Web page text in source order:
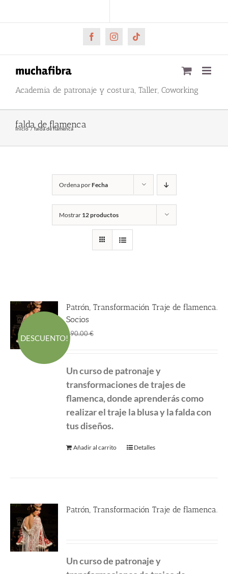
al
FacebookInstagramTiktok
Academia de patronaje y costura, Taller, Coworking
falda de flamenca
Inicio falda de flamenca
Ordena porFecha
Mostrar 12 productos
DESCUENTO!
Patrón, Transformación Traje de flamenca.
Socios
290.00€
era:
290.00 €.
es:
190.00 €.
Un curso de patronaje y
transformaciones detrajes de
flamenca, donde aprenderás como
realizar el traje la blusa y la falda con
tus diseños.
Añadir al carrito Detalles
Patrón, Transformación Traje de flamenca.
Un curso de patronaje y